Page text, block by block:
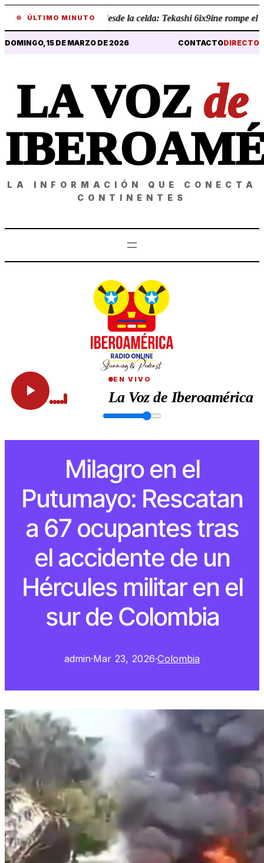
ÚLTIMO MINUTO
• Revelaciones desde la celda: Tekashi 6ix9ine rompe el
DOMINGO, 15 DE MARZO DE 2026 CONTACTODIRECTO
LA VOZ de
LA INFORMACIÓN QUE CONECTA
CONTINENTES
EN VIVO
La Voz de Iberoamérica
Milagro en el
Putumayo: Rescatan
a 67 ocupantes tras
el accidente de un
Hércules militar en el
sur de Colombia
admin·Mar 23, 2026·Colombia